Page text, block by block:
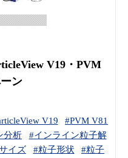
V19・PVM
ン
V19
#PVM V81
分析
#インライン粒子解
イズ #粒子形状
#粒子